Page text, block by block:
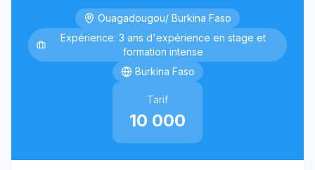
Ouagadougou/ Burkina Faso
Expérience: 3 ans d'expérience en stage et
formation intense
Burkina Faso
Tarif
10 000